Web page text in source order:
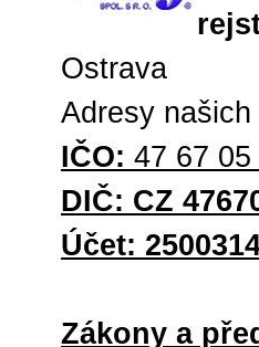
Ostrava
Adresy
IČO: 47 67 05
DIČ: CZ
Účet:
Zákony a